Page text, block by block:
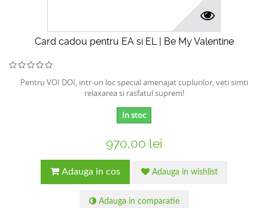
Card cadou pentru EA si EL | Be My Valentine
Pentru VOI DOI, intr-un loc special amenajat cuplurilor, veti simti
relaxarea si rasfatul suprem!
In stoc
970,00 lei
Adauga in cos Adauga in wishlist
Adauga in comparatie